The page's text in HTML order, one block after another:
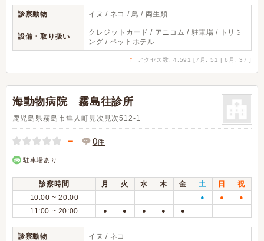
診察動物 イヌ / ネコ / 鳥 / 両生類
設備・取り扱い
クレジットカード / アニコム / 駐車場 / トリミ
ング / ペットホテル
↑ アクセス数: 4,591 [7月: 51 | 6月: 37 ]
海動物病院 霧島往診所
鹿児島県霧島市隼人町見次見次512-1
－ 0件
駐車場あり
診察時間 月 火 水 木 金 土 日
祝
10:00 ~ 20:00
● ● ●
11:00 ~ 20:00 ● ● ● ● ●
診察動物 イヌ / ネコ